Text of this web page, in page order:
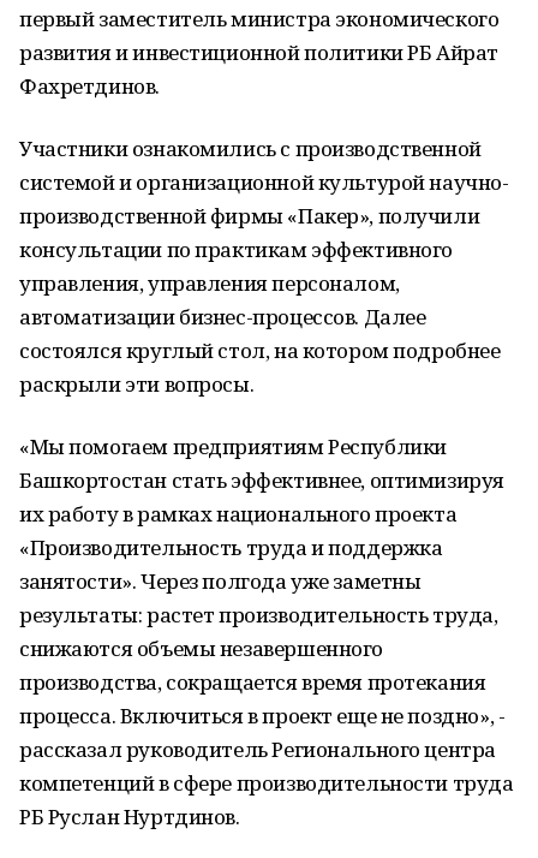
первый заместитель министра экономического
развития и инвестиционной политики РБ Айрат
Фахретдинов.
Участники ознакомились с производственной
системой и организационной культурой научно-
производственной фирмы «Пакер», получили
консультации по практикам эффективного
управления, управления персоналом,
автоматизации бизнес-процессов. Далее
состоялся круглый стол, на котором подробнее
раскрыли эти вопросы.
«Мы помогаем предприятиям Республики
Башкортостан стать эффективнее, оптимизируя
их работу в рамках национального проекта
«Производительность труда и поддержка
занятости». Через полгода уже заметны
результаты: растет производительность труда,
снижаются объемы незавершенного
производства, сокращается время протекания
процесса. Включиться в проект еще не поздно», -
рассказал руководитель Регионального центра
компетенций в сфере производительности труда
РБ Руслан Нуртдинов.